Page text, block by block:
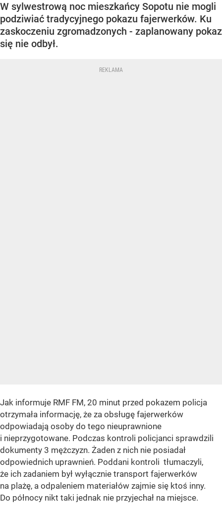
W sylwestrową noc mieszkańcy Sopotu nie mogli
podziwiać tradycyjnego pokazu fajerwerków. Ku
zaskoczeniu zgromadzonych - zaplanowany pokaz
się nie odbył.
Jak informuje RMF FM, 20 minut przed pokazem policja
otrzymała informację, że za obsługę fajerwerków
odpowiadają osoby do tego nieuprawnione
i nieprzygotowane. Podczas kontroli policjanci sprawdzili
dokumenty 3 mężczyzn. Żaden z nich nie posiadał
odpowiednich uprawnień. Poddani kontroli tłumaczyli,
że ich zadaniem był wyłącznie transport fajerwerków
na plażę, a odpaleniem materiałów zajmie się ktoś inny.
Do północy nikt taki jednak nie przyjechał na miejsce.